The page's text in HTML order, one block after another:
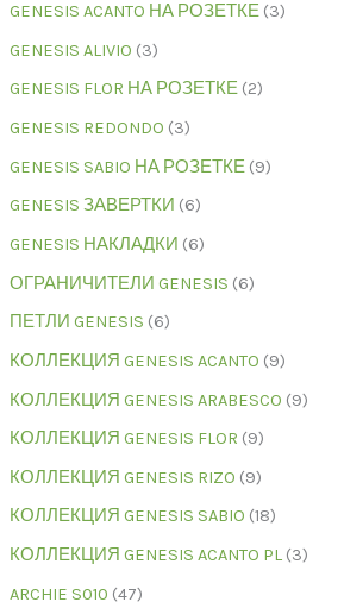
GENESIS ACANTO НА РОЗЕТКЕ 3
GENESIS ALIVIO 3
GENESIS FLOR НА РОЗЕТКЕ 2
GENESIS REDONDO 3
GENESIS SABIO НА РОЗЕТКЕ 9
GENESIS ЗАВЕРТКИ 6
GENESIS НАКЛАДКИ 6
ОГРАНИЧИТЕЛИ GENESIS 6
ПЕТЛИ GENESIS 6
КОЛЛЕКЦИЯ GENESIS ACANTO 9
КОЛЛЕКЦИЯ GENESIS ARABESCO 9
КОЛЛЕКЦИЯ GENESIS FLOR 9
КОЛЛЕКЦИЯ GENESIS RIZO 9
КОЛЛЕКЦИЯ GENESIS SABIO 18
КОЛЛЕКЦИЯ GENESIS ACANTO PL 3
ARCHIE S010 47